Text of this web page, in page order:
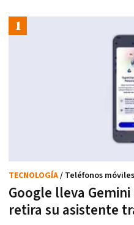
Google lleva
retira su asistente
TECNOLOGÍA/ Teléfonos móviles